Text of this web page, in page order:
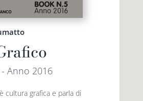
Anno 2016
cultura grafica e parla di